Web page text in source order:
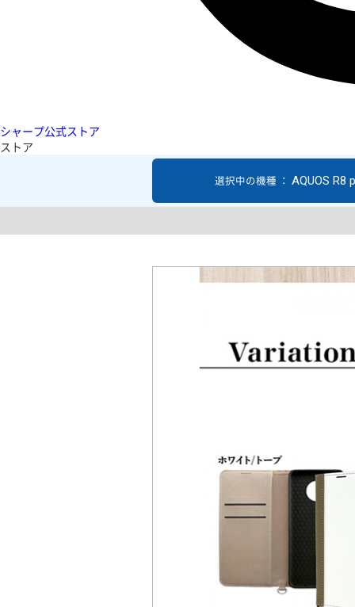
シャープ公式ストア
ストア
選択中の機種 ： AQUOS R8